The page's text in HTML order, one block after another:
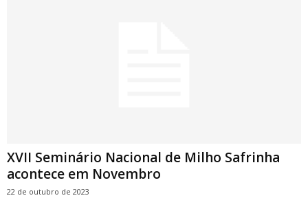
XVII Seminário Nacional de Milho Safrinha
acontece em Novembro
22 de outubro de 2023